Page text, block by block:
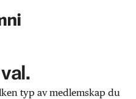
typ av medlemskap du